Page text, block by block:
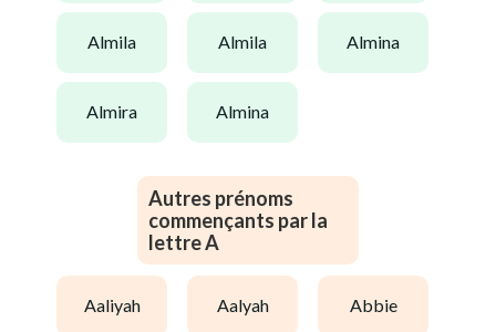
almila almila almina
almira almina
Autres prénoms
commençants par la
lettre A
aaliyah aalyah abbie